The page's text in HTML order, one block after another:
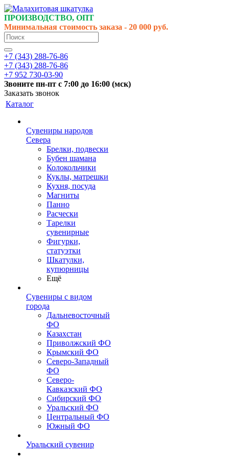
ПРОИЗВОДСТВО, ОПТ
Минимальная стоимость заказа - 20 000 руб.
+7 (343) 288-76-86
+7 (343) 288-76-86
+7 952 730-03-90
Звоните пн-пт с 7:00 до 16:00 (мск)
Заказать звонок
Каталог
Сувениры народов
Севера
Брелки, подвески
Бубен шамана
Колокольчики
Куклы, матрешки
Кухня, посуда
Магниты
Панно
Расчески
Тарелки
сувенирные
Фигурки,
статуэтки
Шкатулки,
купюрницы
Ещё
Сувениры с видом
города
Дальневосточный
ФО
Казахстан
Приволжский ФО
Крымский ФО
Северо-Западный
ФО
Северо-
Кавказский ФО
Сибирский ФО
Уральский ФО
Центральный ФО
Южный ФО
Уральский сувенир